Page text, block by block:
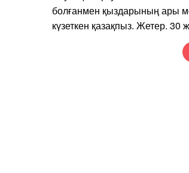
болғанмен қыздарының ары
күзеткен қазақпыз. Жетер. 30